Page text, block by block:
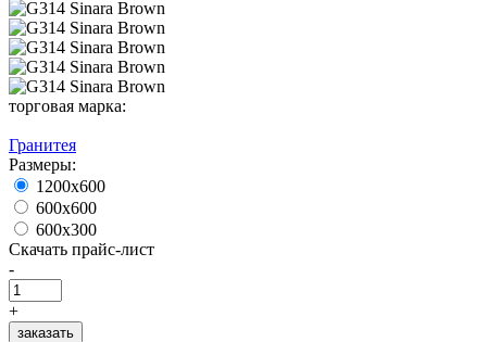
торговая марка:
Гранитея
Размеры:
1200х600
600х600
600x300
Скачать прайс-лист
-
+
заказать